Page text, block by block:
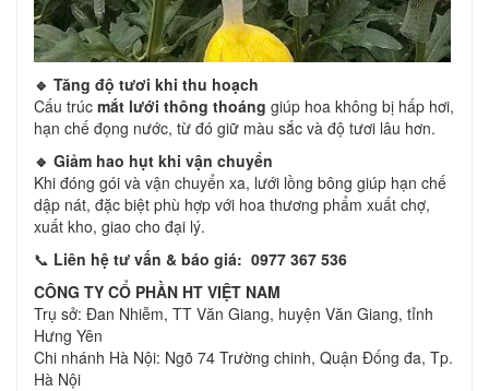
🔹 Tăng độ tươi khi thu hoạch
Cấu trúc mắt lưới thông thoáng giúp hoa không bị hấp hơi,
hạn chế đọng nước, từ đó giữ màu sắc và độ tươi lâu hơn.
🔹 Giảm hao hụt khi vận chuyển
Khi đóng gói và vận chuyển xa, lưới lồng bông giúp hạn chế
dập nát, đặc biệt phù hợp với hoa thương phẩm xuất chợ,
xuất kho, giao cho đại lý.
📞 Liên hệ tư vấn & báo giá: 0977 367 536
CÔNG TY CỔ PHẦN HT VIỆT NAM
Trụ sở: Đan Nhiễm, TT Văn Giang, huyện Văn Giang, tỉnh
Hưng Yên
Chi nhánh Hà Nội: Ngõ 74 Trường chinh, Quận Đống đa, Tp.
Hà Nội